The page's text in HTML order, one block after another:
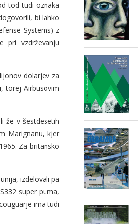
tod tudi oznaka
bi lahko
Systems) z
pri vzdrževanju
dolarjev za
torej Airbusovim
že v šestdesetih
Marignanu, kjer
Za britansko
izdelovali pa
super puma,
ima tudi